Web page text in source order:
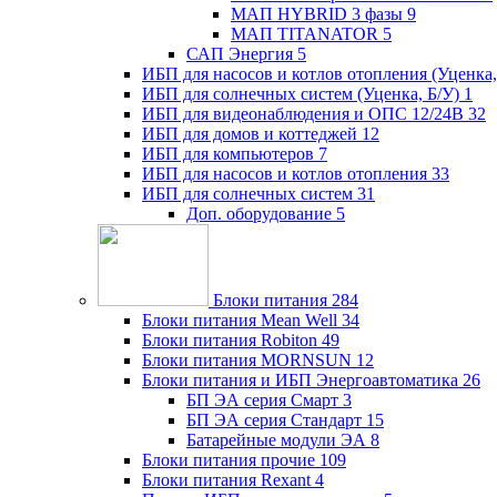
МАП HYBRID 3 фазы 9
МАП TITANATOR 5
САП Энергия 5
ИБП для насосов и котлов отопления
ИБП для солнечных систем (Уценка, Б/У) 1
ИБП для видеонаблюдения и ОПС 12/24В 32
ИБП для домов и коттеджей 12
ИБП для компьютеров 7
ИБП для насосов и котлов отопления 33
ИБП для солнечных систем 31
Доп. оборудование 5
Блоки питания 284
Блоки питания Mean Well 34
Блоки питания Robiton 49
Блоки питания MORNSUN 12
Блоки питания и ИБП Энергоавтоматика 26
БП ЭА серия Смарт 3
БП ЭА серия Стандарт 15
Батарейные модули ЭА 8
Блоки питания прочие 109
Блоки питания Rexant 4